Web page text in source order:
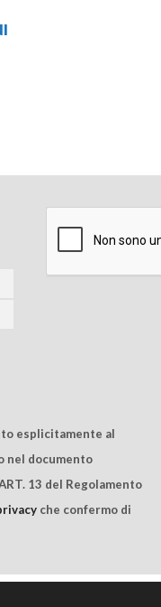
esplicitamente al
nel documento
13 del Regolamento
che confermo di